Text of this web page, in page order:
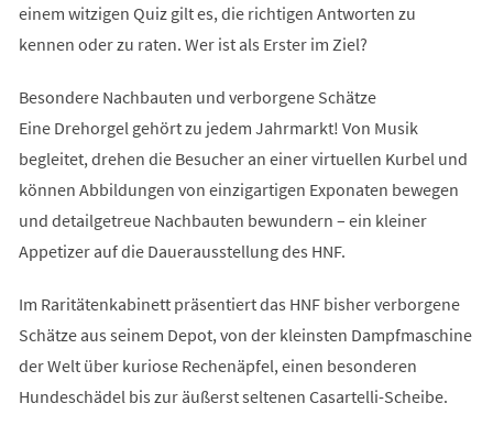
einem witzigen Quiz gilt es, die richtigen Antworten zu
kennen oder zu raten. Wer ist als Erster im Ziel?
Besondere Nachbauten und verborgene Schätze
Eine Drehorgel gehört zu jedem Jahrmarkt! Von Musik
begleitet, drehen die Besucher an einer virtuellen Kurbel und
können Abbildungen von einzigartigen Exponaten bewegen
und detailgetreue Nachbauten bewundern – ein kleiner
Appetizer auf die Dauerausstellung des HNF.
Im Raritätenkabinett präsentiert das HNF bisher verborgene
Schätze aus seinem Depot, von der kleinsten Dampfmaschine
der Welt über kuriose Rechenäpfel, einen besonderen
Hundeschädel bis zur äußerst seltenen Casartelli-Scheibe.